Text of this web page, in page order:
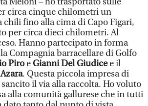
circa cinque chilometri un
chili fino alla cima di Capo Figari,
per circa dieci chilometri. Al
Hanno partecipato in forma
Compagnia barracellare di Golfo
PiroeGianni Del Giudicee il
. Questa piccola impresa di
il via alla raccolta. Ho voluto
alla comunità gallurese che in tutti